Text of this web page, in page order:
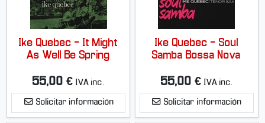
Ike Quebec - It Might
As Well Be Spring
55,00 € IVA inc.
Solicitar información
Ike Quebec - Soul
Samba Bossa Nova
55,00 € IVA inc.
Solicitar información